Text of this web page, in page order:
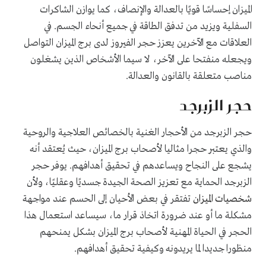
الميزان إحساسًا قويًا بالعدالة والإنصاف، كما يوازن الشاكرات
السفلية ويزيد من تدفق الطاقة في جميع أنحاء الجسم. في
العلاقات مع الآخرين يعزز حجر الفيروز لدى برج الميزان التواصل
ويجعله منفتحا على الآخر، لا سيما الأشخاص الذين يشغلون
مناصب متعلقة بالقانون والعدالة.
حجر الزبرجد
حجر الزبرجد من الأحجار الغنية بالخصائص العلاجية والروحية
والذي يعتبر حجرا مثاليا لأصحاب برج الميزان، حيث يُعتقد أنه
يشجع على النجاح ويساعدهم في تحقيق أهدافهم. يوفر حجر
الزبرجد الحماية مع تعزيز الصحة الجيدة جسديًا وعقليًا، ولأن
شخصيات الميزان تفتقر في بعض الأحيان إلى الحسم عند مواجهة
مشكلة ما أو عند ضرورة اتخاذ قرار ما، سيساعد استعمال هذا
الحجر في الحياة المهنية لأصحاب برج الميزان بشكل يمنحهم
منظورا جديدا لما يريدونه وكيفية تحقيق أهدافهم.